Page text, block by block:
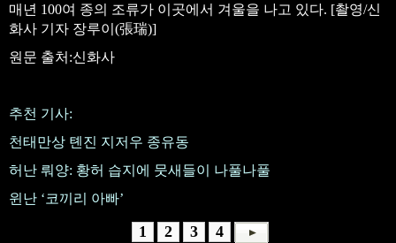
매년 100여 종의 조류가 이곳에서 겨울을 나고 있다. [촬영/신
화사 기자 장루이(張瑞)]
원문 출처:신화사
추천 기사:
천태만상 톈진 지저우 종유동
허난 뤄양: 황허 습지에 뭇새들이 나풀나풀
윈난 ‘코끼리 아빠’
1 2 3 4